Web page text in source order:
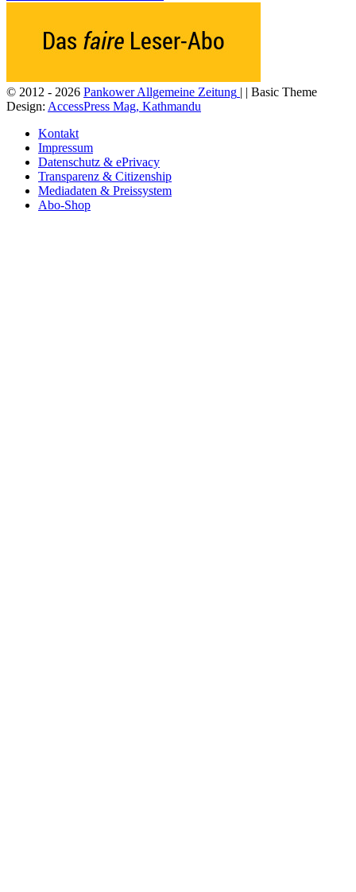
© 2012 - 2026 Pankower Allgemeine Zeitung | | Basic Theme
Design: AccessPress Mag, Kathmandu
Kontakt
Impressum
Datenschutz & ePrivacy
Transparenz & Citizenship
Mediadaten & Preissystem
Abo-Shop